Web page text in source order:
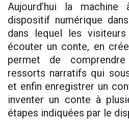
Aujourd’hui la
dispositif numérique
dans lequel les
écouter un conte, en
permet de
ressorts narratifs qui
et enfin enregistrer un
inventer un conte à
étapes indiquées par le